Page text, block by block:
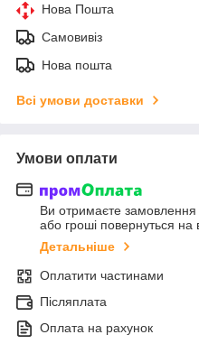
Нова Пошта
Самовивіз
Нова пошта
Всі умови доставки
Умови оплати
Ви отримаєте замовлення
або гроші повернуться на
Детальніше
Оплатити частинами
Післяплата
Оплата на рахунок